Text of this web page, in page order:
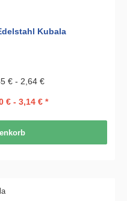
Kubala
€ - 2,64 €
€ - 3,14 € *